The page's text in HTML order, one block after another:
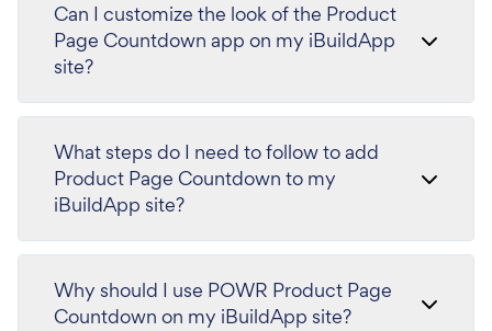
Can I customize the look of the Product
Page Countdown app on my iBuildApp
site?
What steps do I need to follow to add
Product Page Countdown to my
iBuildApp site?
Why should I use POWR Product Page
Countdown on my iBuildApp site?